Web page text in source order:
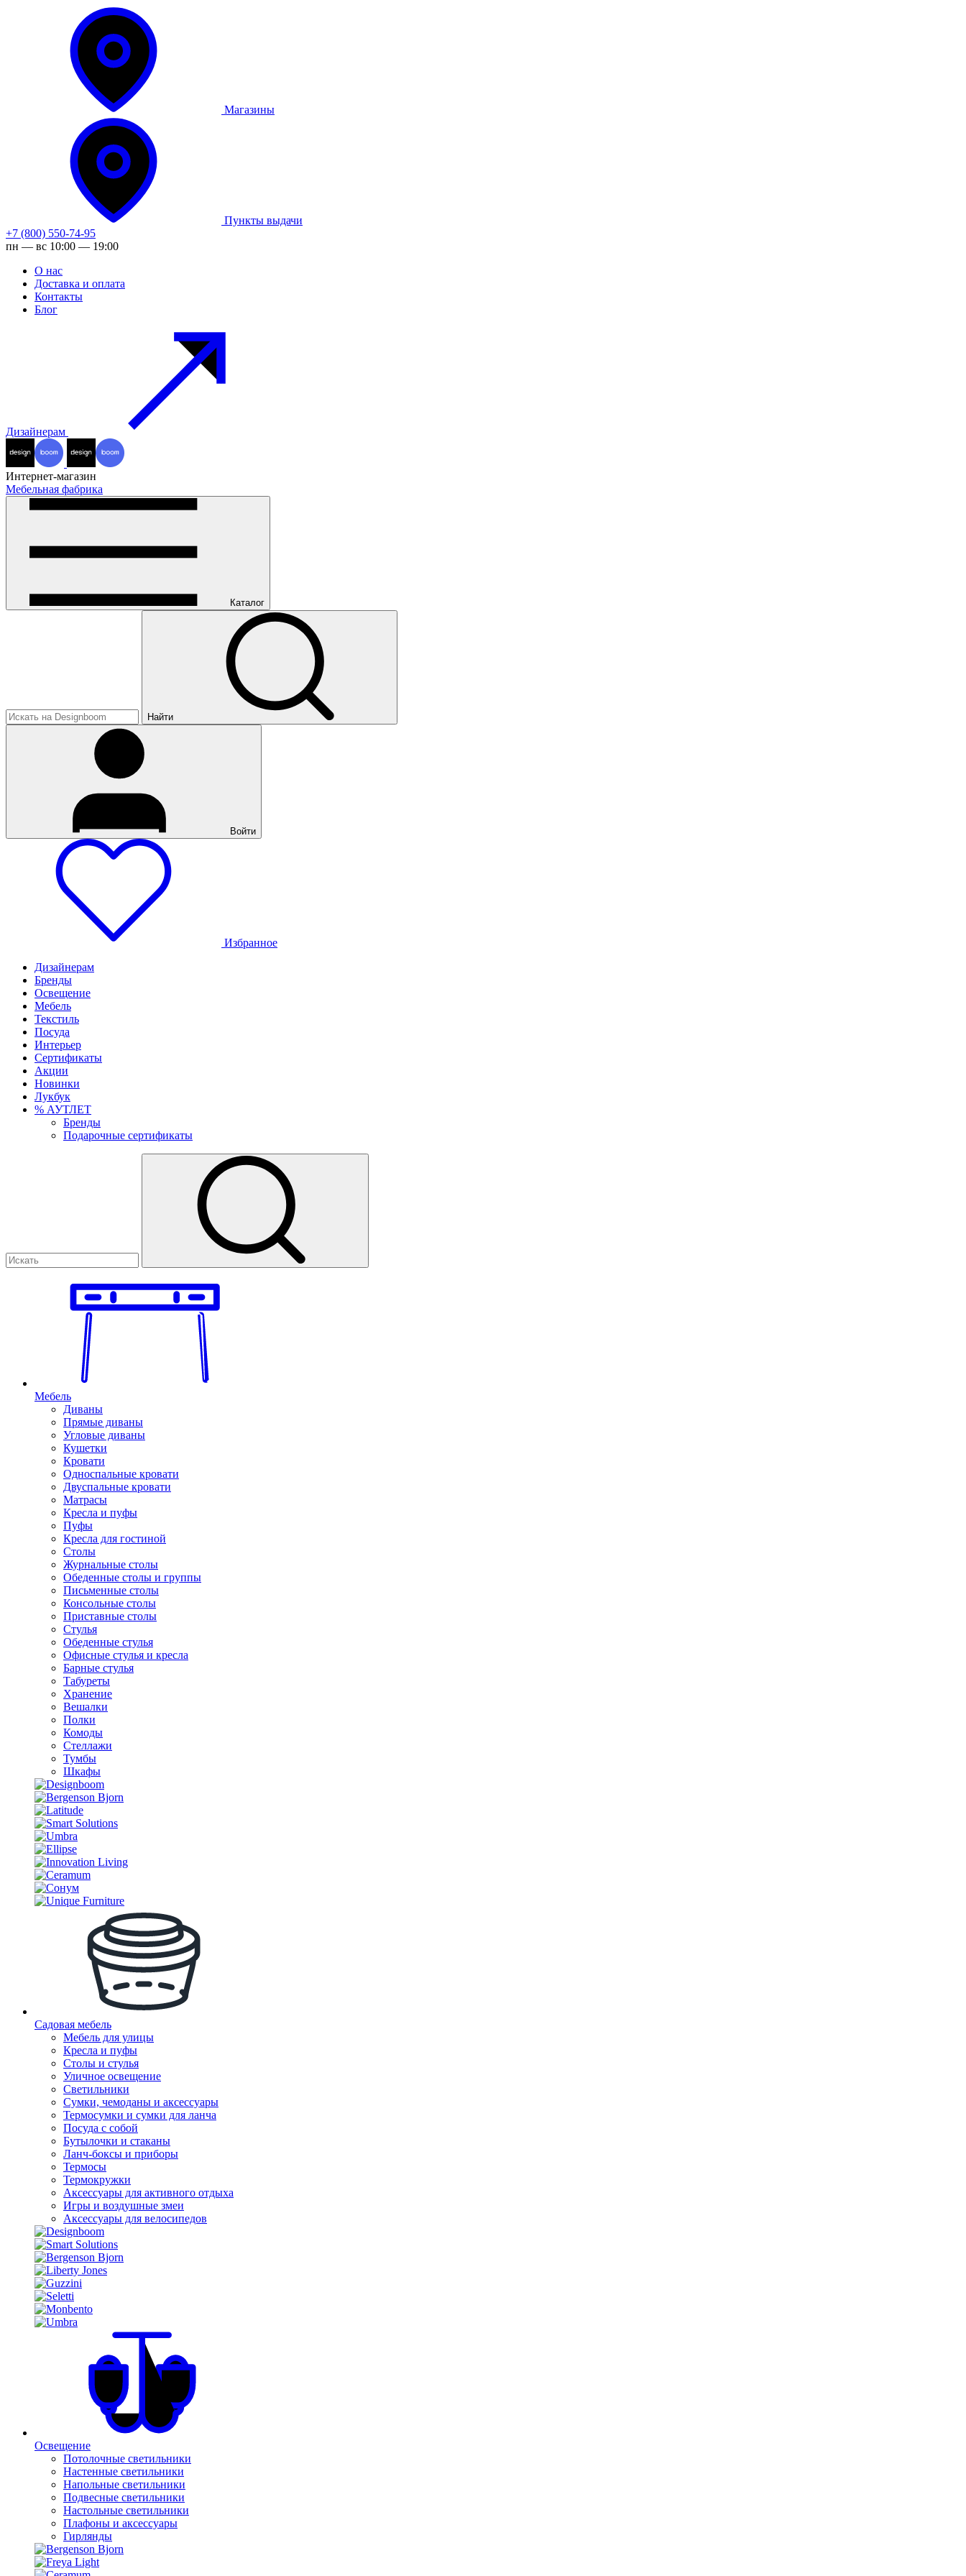
Магазины
Пункты выдачи
+7 (800) 550-74-95
пн — вс 10:00 — 19:00
О нас
Доставка и оплата
Контакты
Блог
Дизайнерам
Интернет-магазин
Мебельная фабрика
Каталог
Найти
Войти
Избранное
Дизайнерам
Бренды
Освещение
Мебель
Текстиль
Посуда
Интерьер
Сертификаты
Акции
Новинки
Лукбук
% АУТЛЕТ
Бренды
Подарочные сертификаты
Мебель
Диваны
Прямые диваны
Угловые диваны
Кушетки
Кровати
Односпальные кровати
Двуспальные кровати
Матрасы
Кресла и пуфы
Пуфы
Кресла для гостиной
Столы
Журнальные столы
Обеденные столы и группы
Письменные столы
Консольные столы
Приставные столы
Стулья
Обеденные стулья
Офисные стулья и кресла
Барные стулья
Табуреты
Хранение
Вешалки
Полки
Комоды
Стеллажи
Тумбы
Шкафы
Садовая мебель
Мебель для улицы
Кресла и пуфы
Столы и стулья
Уличное освещение
Светильники
Сумки, чемоданы и аксессуары
Термосумки и сумки для ланча
Посуда с собой
Бутылочки и стаканы
Ланч-боксы и приборы
Термосы
Термокружки
Аксессуары для активного отдыха
Игры и воздушные змеи
Аксессуары для велосипедов
Освещение
Потолочные светильники
Настенные светильники
Напольные светильники
Подвесные светильники
Настольные светильники
Плафоны и аксессуары
Гирлянды